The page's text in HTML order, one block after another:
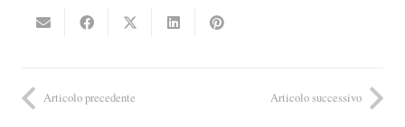
Articolo precedente Articolo successivo